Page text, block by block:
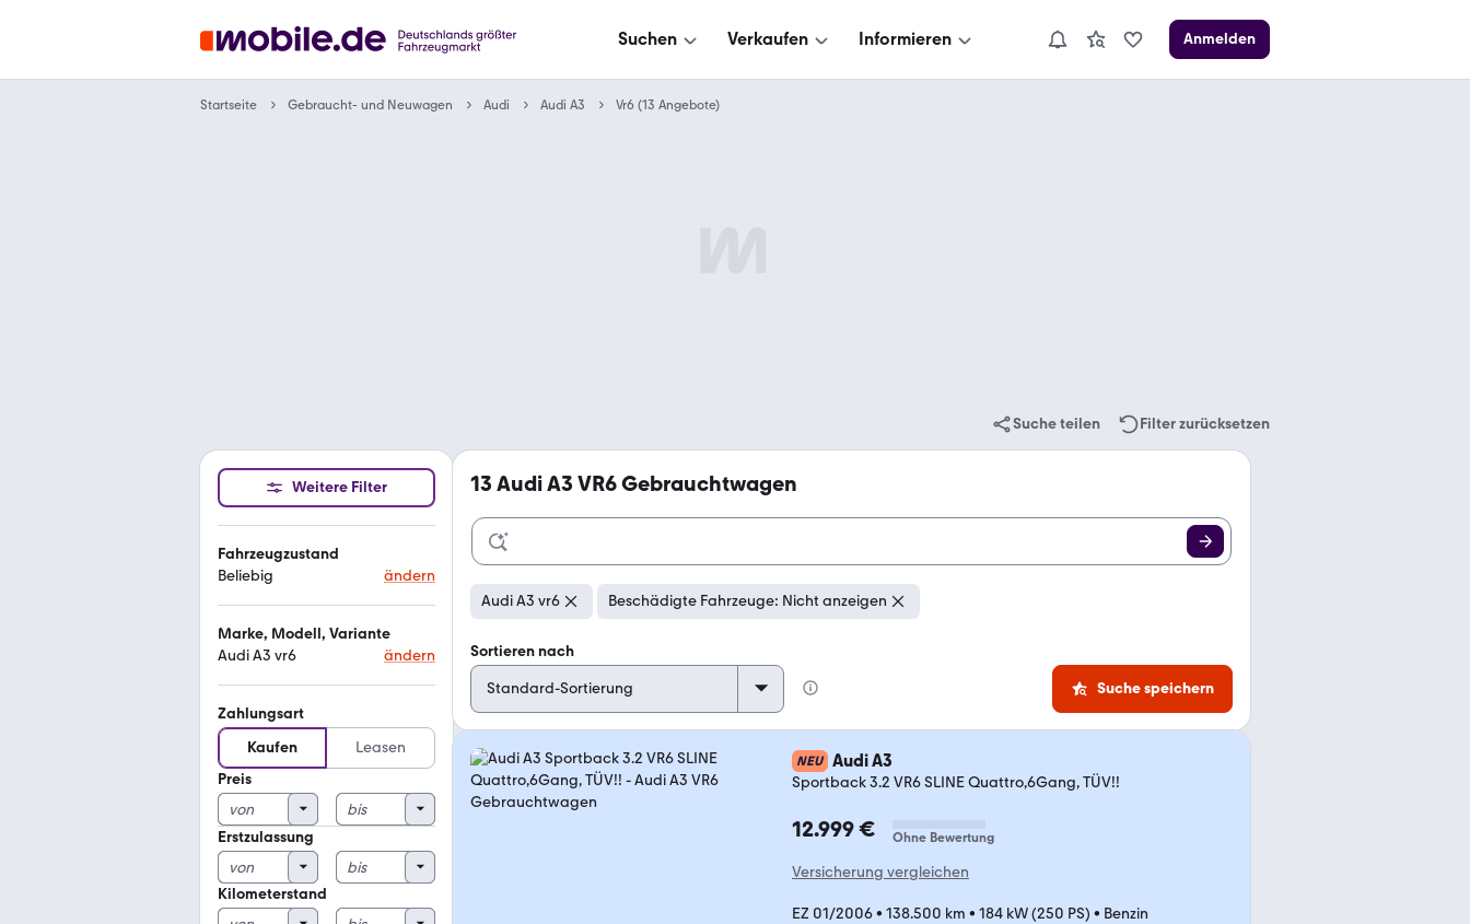
Suchen Verkaufen Informieren Anmelden
Startseite Gebraucht- und Neuwagen Audi Audi A3 Vr6 (13 Angebote)
Suche teilen Filter zurücksetzen
Weitere Filter
Fahrzeugzustand
Beliebig
ändern
Marke, Modell, Variante
Audi A3 vr6
ändern
Zahlungsart
Kaufen
Leasen
Preis
Erstzulassung
Kilometerstand
13 Audi A3 VR6 Gebrauchtwagen
Audi A3 vr6 Beschädigte Fahrzeuge: Nicht anzeigen
Sortieren nach
Suche speichern
NEU Audi A3
Sportback 3.2 VR6 SLINE Quattro,6Gang, TÜV!!
12.999 € Ohne Bewertung
Versicherung vergleichen
EZ 01/2006• 138.500 km • 184 kW (250 PS) • Benzin